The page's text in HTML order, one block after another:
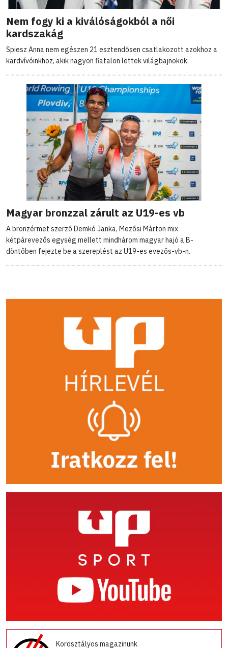
Nem fogy ki a kiválóságokból a női
kardszakág
Spiesz Anna nem egészen 21 esztendősen csatlakozott azokhoz a
kardvívóinkhoz, akik nagyon fiatalon lettek világbajnokok.
Magyar bronzzal zárult az U19-es vb
A bronzérmet szerző Demkó Janka, Mezősi Márton mix
kétpárevezős egység mellett mindhárom magyar hajó a B-
döntőben fejezte be a szereplést az U19-es evezős-vb-n.
Korosztályos magazinunk